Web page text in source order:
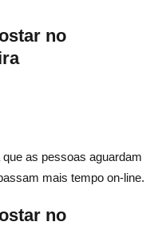
no
as pessoas aguardam
mais tempo on-line.
no